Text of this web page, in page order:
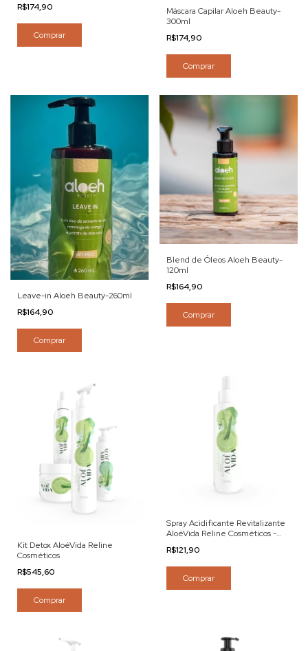
R$174,90
Comprar
Máscara Capilar Aloeh Beauty-
300ml
R$174,90
Comprar
Leave-in Aloeh Beauty-260ml
R$164,90
Comprar
Blend de Óleos Aloeh Beauty-
120ml
R$164,90
Comprar
Kit Detox AloéVida Reline
Cosméticos
R$545,60
Spray Acidificante Revitalizante
AloéVida Reline Cosméticos -
R$121,90
Comprar